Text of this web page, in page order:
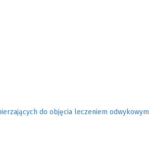
do objęcia leczeniem odwykowym